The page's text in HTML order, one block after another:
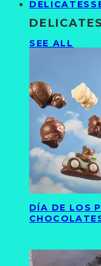
SEE ALL
DÍA DE LOS